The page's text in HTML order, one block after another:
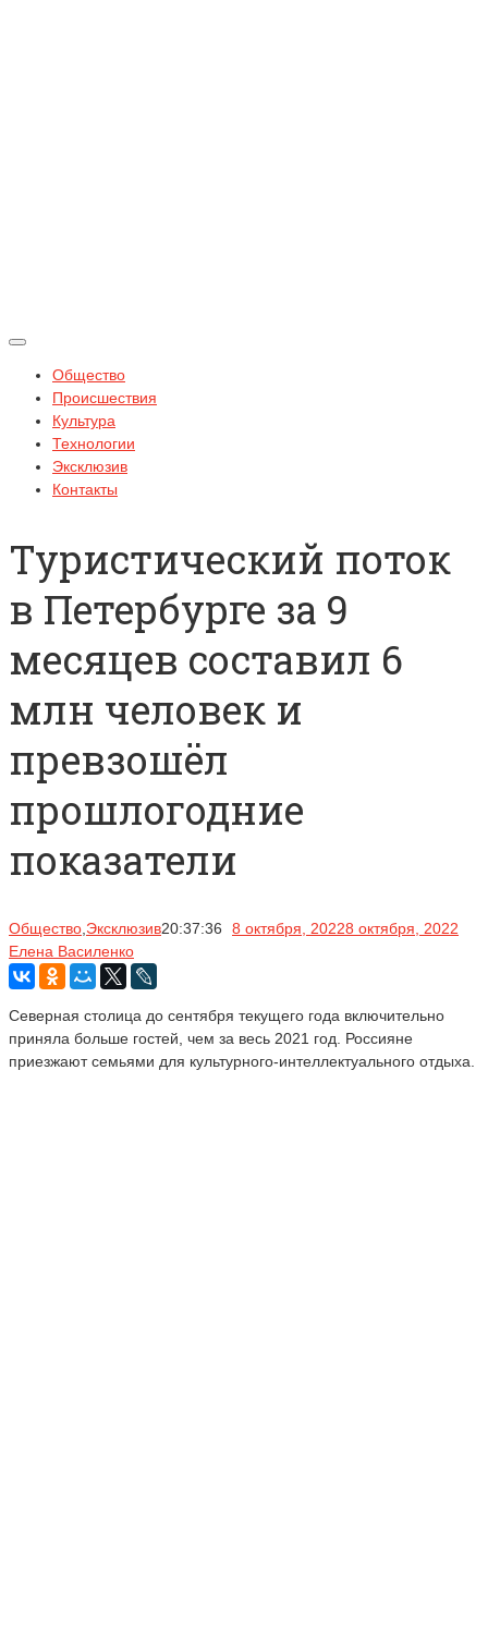
Общество
Происшествия
Культура
Технологии
Эксклюзив
Контакты
Туристический поток
в Петербурге за 9
месяцев составил 6
млн человек и
превзошёл
прошлогодние
показатели
Общество Эксклюзив20:37:36 8 октября, 20228 октября, 2022
Елена Василенко
Северная столица до сентября текущего года включительно
приняла больше гостей, чем за весь 2021 год. Россияне
приезжают семьями для культурного-интеллектуального отдыха.